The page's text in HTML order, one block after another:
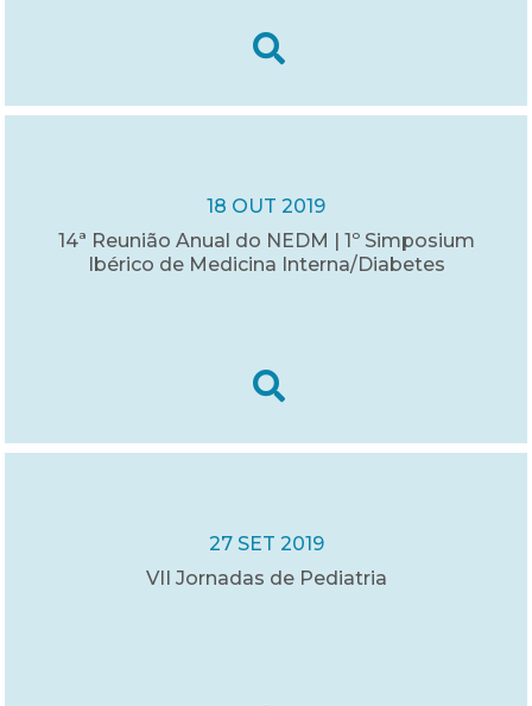
18 OUT 2019
14ª Reunião Anual do NEDM | 1º Simposium
Ibérico de Medicina Interna/Diabetes
27 SET 2019
VII Jornadas de Pediatria